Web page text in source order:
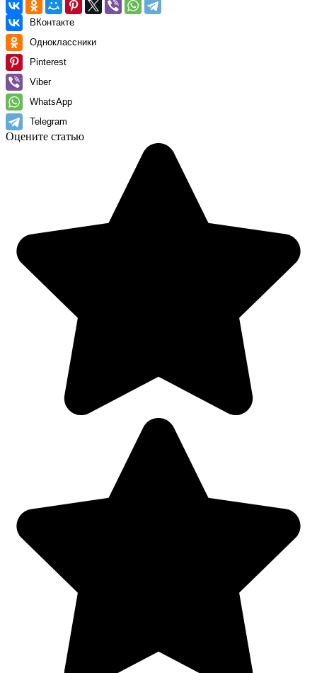
ВКонтакте
Одноклассники
Pinterest
Viber
WhatsApp
Telegram
Оцените статью